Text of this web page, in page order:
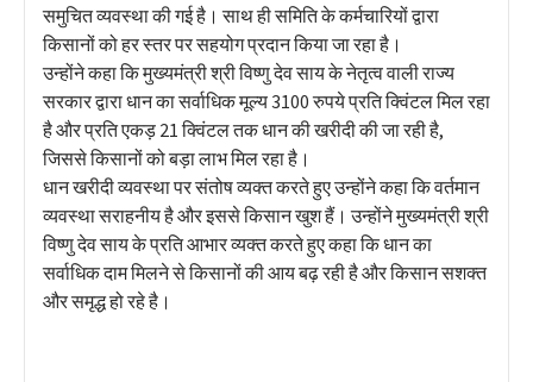
समुचित व्यवस्था की गई है। साथ ही समिति के कर्मचारियों द्वारा
किसानों को हर स्तर पर सहयोग प्रदान किया जा रहा है।
उन्होंने कहा कि मुख्यमंत्री श्री विष्णु देव साय के नेतृत्व वाली राज्य
सरकार द्वारा धान का सर्वाधिक मूल्य 3100 रुपये प्रति क्विंटल मिल रहा
है और प्रति एकड़ 21 क्विंटल तक धान की खरीदी की जा रही है,
जिससे किसानों को बड़ा लाभ मिल रहा है।
धान खरीदी व्यवस्था पर संतोष व्यक्त करते हुए उन्होंने कहा कि वर्तमान
व्यवस्था सराहनीय है और इससे किसान खुश हैं। उन्होंने मुख्यमंत्री श्री
विष्णु देव साय के प्रति आभार व्यक्त करते हुए कहा कि धान का
सर्वाधिक दाम मिलने से किसानों की आय बढ़ रही है और किसान सशक्त
और समृद्ध हो रहे है।